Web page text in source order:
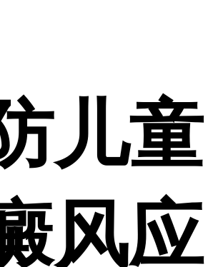
儿童
风应